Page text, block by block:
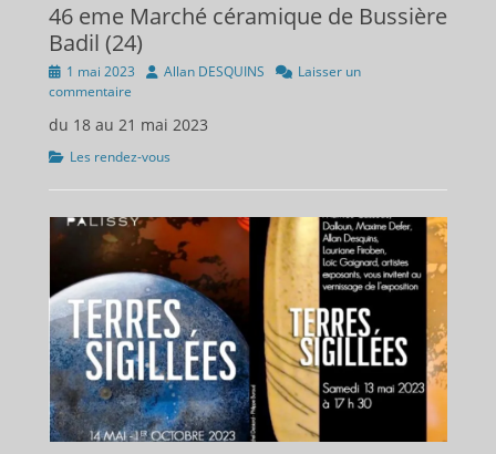
46 eme Marché céramique de Bussière
Badil (24)
Publié
sur
1 mai 2023 Auteur
Allan DESQUINS
Laisser un
commentaire
du 18 au 21 mai 2023
Catégories
Les rendez-vous